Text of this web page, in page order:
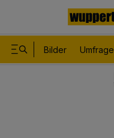
Bilder Umfrage